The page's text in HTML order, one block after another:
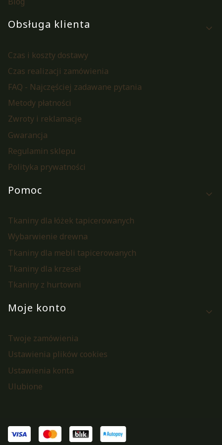
Obsługa klienta
Czas i koszty dostawy
Czas realizacji zamówienia
FAQ - Najczęściej zadawane pytania
Metody płatności
Zwroty i reklamacje
Gwarancja
Regulamin sklepu
Polityka prywatności
Pomoc
Tkaniny dla łóżek tapicerowanych
Wybarwienie drewna
Tkaniny dla mebli tapicerowanych
Tkaniny dla krzeseł
Tkaniny z hurtowni
Moje konto
Twoje zamówienia
Ustawienia plików cookies
Ustawienia konta
Ulubione